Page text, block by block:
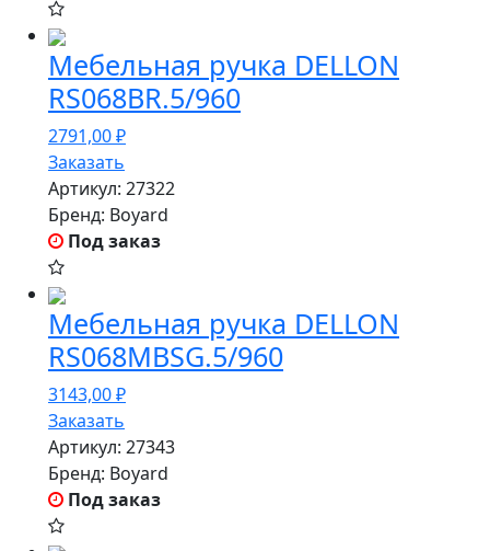
Мебельная ручка DELLON
RS068BR.5/960
2791,00₽
Заказать
Артикул: 27322
Бренд: Boyard
Под заказ
Мебельная ручка DELLON
RS068MBSG.5/960
3143,00₽
Заказать
Артикул: 27343
Бренд: Boyard
Под заказ